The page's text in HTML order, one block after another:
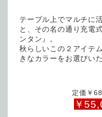
テーブル上でマルチに
と、その名の通り充電
ンタン』。
秋らしいこの２アイテ
きなカラーをお選びい
定価￥
￥